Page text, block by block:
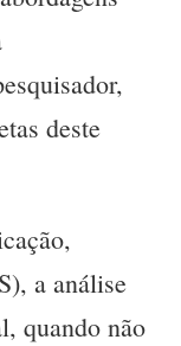
deste
a análise
quando não